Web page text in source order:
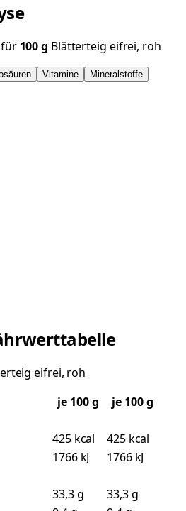
100g Blätterteig eifrei, roh
Vitamine Mineralstoffe
eifrei, roh
je 100g
je 100 g
425 kcal
425 kcal
1766 kJ
1766 kJ
33,3 g
33,3 g